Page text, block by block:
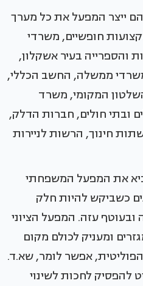
ייצר המפעל את כל מערך
חופשיים, משרדי
והספרייה בעיר אשקלון,
ממשלה, החשב הכללי,
המקומי, משרד
ובתי חולים, חברות הדלק,
חינוך, הרשות לניירות
הביא את המפעל המשפחתי
כשביקש להיות חלק
עזה. המפעל הציוני
המגזרים ומעניק לכולם מקום
אפשר לומר, שא.ד.
להפסיק לחכות לשינוי